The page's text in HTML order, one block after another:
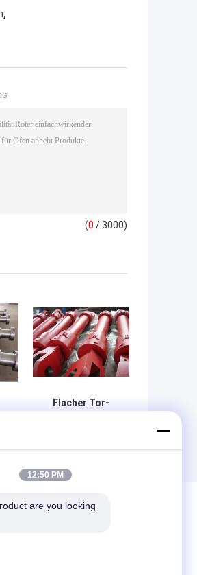
,
(0 / 3000)
Flacher Tor-
Hebemaschinen-
12:50 PM
are you looking